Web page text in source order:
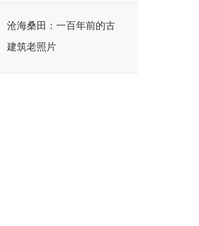
沧海桑田：一百年前的古
建筑老照片